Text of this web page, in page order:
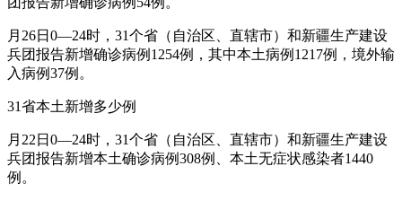
月26日0—24时，31个省（自治区、直辖市）和新疆生产建设
兵团报告新增确诊病例1254例，其中本土病例1217例，境外输
入病例37例。
31省本土新增多少例
月22日0—24时，31个省（自治区、直辖市）和新疆生产建设
兵团报告新增本土确诊病例308例、本土无症状感染者1440
例。